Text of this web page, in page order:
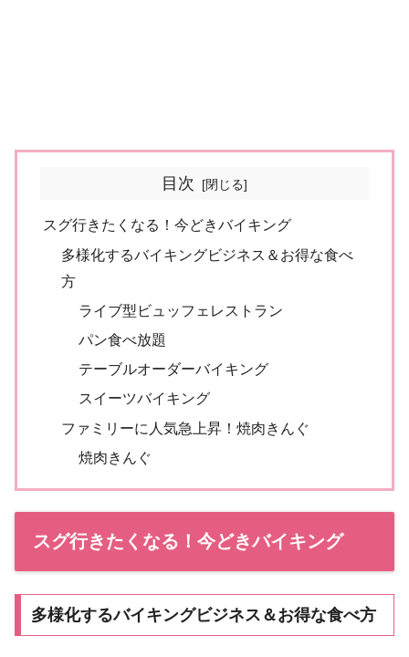
目次
スグ行きたくなる！今どきバイキング
多様化するバイキングビジネス＆お得な食べ
方
ライブ型ビュッフェレストラン
パン食べ放題
テーブルオーダーバイキング
スイーツバイキング
ファミリーに人気急上昇！焼肉きんぐ
焼肉きんぐ
スグ行きたくなる！今どきバイキング
多様化するバイキングビジネス＆お得な食べ方